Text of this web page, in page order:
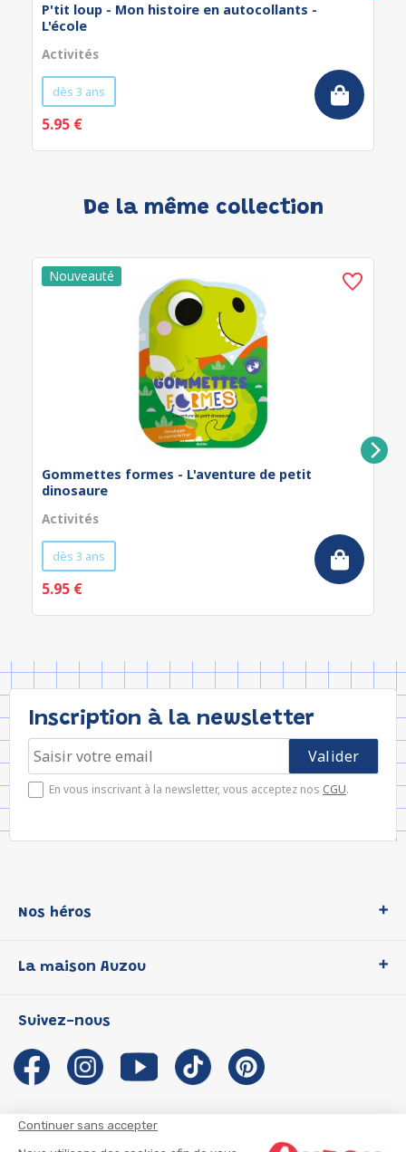
Continuer sans accepter
P'tit loup - Mon histoire en autocollants -
L'école
Activités
dès 3 ans
5.95 €
De la même collection
Gommettes formes - L'aventure de petit
dinosaure
Activités
dès 3 ans
5.95 €
Inscription à la newsletter
En vous inscrivant à la newsletter, vous acceptez nos CGU.
Nos héros
P'tit Loup
Les Influenceuses
Migali
Petite Taupe
La maison Auzou
Notre histoire
Auzou s'engage
Auteurs et illustrateurs Auzou
Suivez-nous